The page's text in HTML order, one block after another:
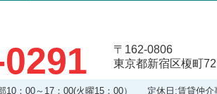
〒162-0806
東京都新宿区榎町
10：00～17：00(火曜15：00） 定休日:賃貸